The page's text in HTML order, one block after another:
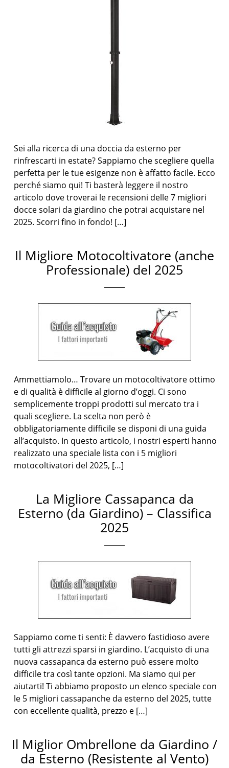
Sei alla ricerca di una doccia da esterno per
rinfrescarti in estate? Sappiamo che scegliere quella
perfetta per le tue esigenze non è affatto facile. Ecco
perché siamo qui! Ti basterà leggere il nostro
articolo dove troverai le recensioni delle 7 migliori
docce solari da giardino che potrai acquistare nel
2025. Scorri fino in fondo! […]
Il Migliore Motocoltivatore (anche
Professionale) del 2025
Ammettiamolo… Trovare un motocoltivatore ottimo
e di qualità è difficile al giorno d’oggi. Ci sono
semplicemente troppi prodotti sul mercato tra i
quali scegliere. La scelta non però è
obbligatoriamente difficile se disponi di una guida
all’acquisto. In questo articolo, i nostri esperti hanno
realizzato una speciale lista con i 5 migliori
motocoltivatori del 2025, […]
La Migliore Cassapanca da
Esterno (da Giardino) – Classifica
2025
Sappiamo come ti senti: È davvero fastidioso avere
tutti gli attrezzi sparsi in giardino. L’acquisto di una
nuova cassapanca da esterno può essere molto
difficile tra così tante opzioni. Ma siamo qui per
aiutarti! Ti abbiamo proposto un elenco speciale con
le 5 migliori cassapanche da esterno del 2025, tutte
con eccellente qualità, prezzo e […]
Il Miglior Ombrellone da Giardino /
da Esterno (Resistente al Vento)